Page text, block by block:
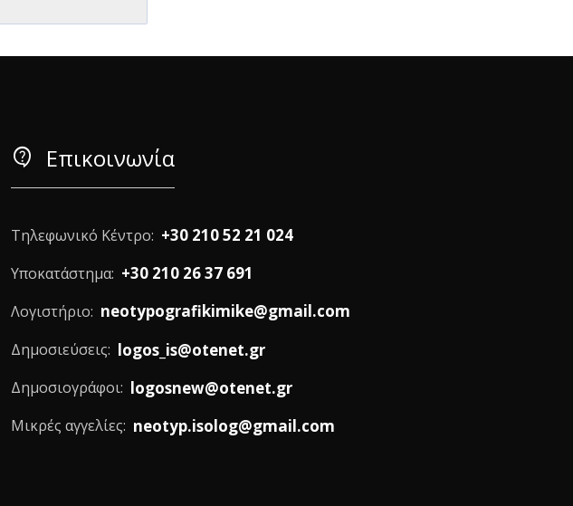
contact_support Επικοινωνία
Τηλεφωνικό Κέντρο: +30 210 52 21 024
Υποκατάστημα: +30 210 26 37 691
Λογιστήριο: neotypografikimike@gmail.com
Δημοσιεύσεις: logos_is@otenet.gr
Δημοσιογράφοι: logosnew@otenet.gr
Μικρές αγγελίες: neotyp.isolog@gmail.com